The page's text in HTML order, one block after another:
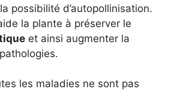
possibilité d’autopollinisation.
la plante à préserver le
et ainsi augmenter la
les maladies ne sont pas